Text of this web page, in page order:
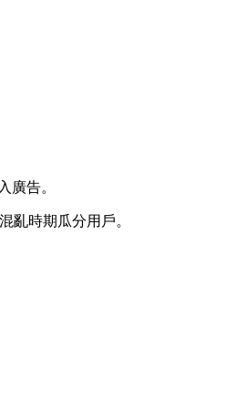
廣告。
亂時期瓜分用戶。